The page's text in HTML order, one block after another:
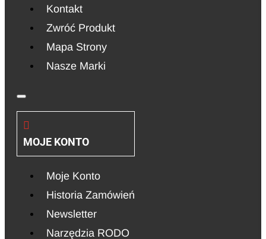
Kontakt
Zwróć Produkt
Mapa Strony
Nasze Marki
MOJE KONTO
Moje Konto
Historia Zamówień
Newsletter
Narzędzia RODO